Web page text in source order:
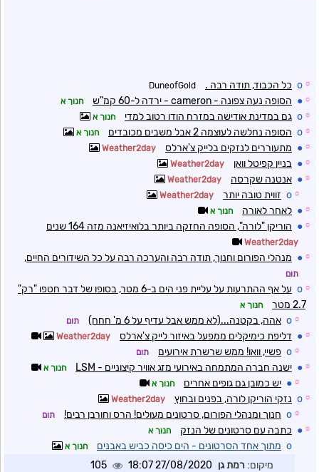
☼
o כל הכבוד, תודה רבה . DuneofGold
☼
● הסופה נעה צפונה - cameron - ירדה ל-60 קמ"ש חנוך א
☼
o גם במדינת אודישה במזרח הודו רטוב למדי חנוך א
☼
o הסופה נחלשה לעוצמה 2 אבל משבים מכובדים חנוך א
☼
● מתעוררים לנזקים בלייק צ'ארלס Weather2day
☼
● בניין קפיטל וואן Weather2day
☼
● אנטנה שקרסה Weather2day
☼
o זווית טובה יותר Weather2day
☼
● לאחר לאורה חנוך א
☼
● הוריקן "לורה", הסופה החזקה ביותר בלואיזיאנה מזה 164 שנים
Weather2day
☼
● מנהלי הפורום וחנוך, תודה רבה והערכה רבה על כל השידורים החיים,
תום
☼
o
על אף ההתרעות על עליית פני הים ב-6 מטר, בסופו של דבר חטפו "רק"
2.7 מטר
חנוך א
☼
o אהה, בקטנה...(לא ממש אבל עדיף על 6 מ' חחח) תום
☼
● דליפת כימיקלים ממפעל באיזור לייק צ'ארלס Weather2day
☼
o פשיי, וואו! ממש שרשרת אירועים תום
☼
● ישנה חברה המתמחה באירועי מזג אוויר קיצוניים - LSM חנוך א
☼
● יש כמובן גם גופים אחרים חנוך א
☼
o נזקי הוריקן לורה, בפנים ובחוץ Weather2day
☼
o חנוך ומנהלי הפורום, סרטונים מעולים! הרס וחורבן רבים! תום
☼
● כתבה עם סרטונים של הנזק חנוך א
o מתוך אחד הסרטונים - הים כיסה כביש באבנים חנוך א
מיקום: רמת גן 27/08/2020 18:07
105